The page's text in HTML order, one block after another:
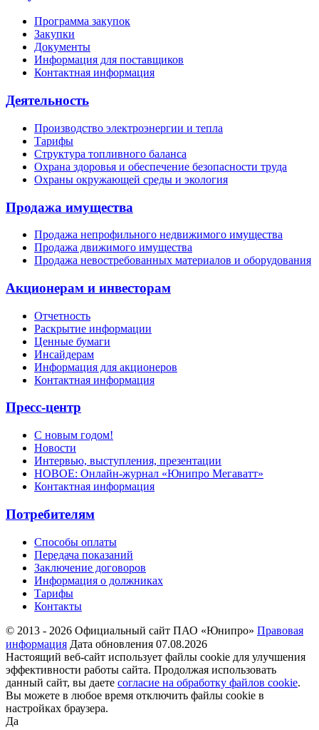
Программа закупок
Закупки
Документы
Информация для поставщиков
Контактная информация
Деятельность
Производство электроэнергии и тепла
Тарифы
Структура топливного баланса
Охрана здоровья и обеспечение безопасности труда
Охраны окружающей среды и экология
Продажа имущества
Продажа непрофильного недвижимого имущества
Продажа движимого имущества
Продажа невостребованных материалов и оборудования
Акционерам и инвесторам
Отчетность
Раскрытие информации
Ценные бумаги
Инсайдерам
Информация для акционеров
Контактная информация
Пресс-центр
С новым годом!
Новости
Интервью, выступления, презентации
НОВОЕ: Онлайн-журнал «Юнипро Мегаватт»
Контактная информация
Потребителям
Способы оплаты
Передача показаний
Заключение договоров
Информация о должниках
Тарифы
Контакты
© 2013 - 2026 Официальный сайт ПАО «Юнипро» Правовая
информация Дата обновления 07.08.2026
Настоящий веб-сайт использует файлы cookie для улучшения
эффективности работы сайта. Продолжая использовать
данный сайт, вы даете согласие на обработку файлов cookie.
Вы можете в любое время отключить файлы cookie в
настройках браузера.
Да